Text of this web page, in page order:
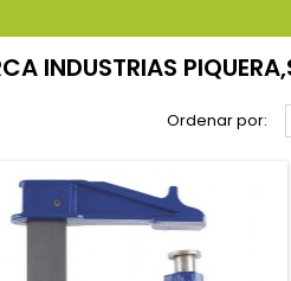
INDUSTRIAS
Ordenar por: